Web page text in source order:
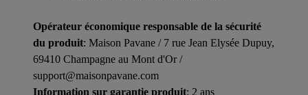
Opérateur économique responsable de la sécurité
du produit: Maison Pavane / 7 rue Jean Elysée Dupuy,
69410 Champagne au Mont d'Or /
support@maisonpavane.com
Information sur garantie produit: 2 ans